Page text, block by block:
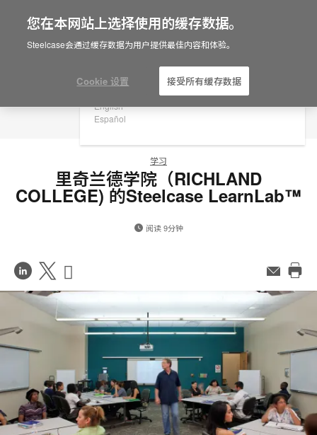
Are you in United States?
English
Español
学习
里奇兰德学院（RICHLAND
COLLEGE) 的Steelcase LearnLab™
阅读 9分钟
在
LinkedIn
分
Share
on
Weibo
on
Little
Red
Book
邮
页
您在本网站上选择使用的缓存数据。
Steelcase会通过缓存数据为用户提供最佳内容和体验。
Cookie 设置 接受所有缓存数据